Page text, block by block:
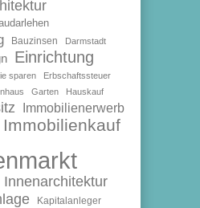
Bauzinsen Darmstadt
Einrichtung
sparen
Erbschaftssteuer
Garten Hauskauf
Immobilienerwerb
Immobilienkauf
Innenarchitektur
Kapitalanleger